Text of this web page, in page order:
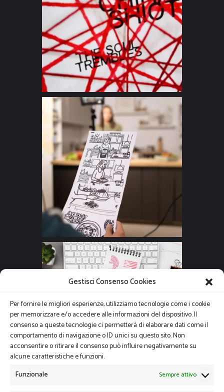
Gestisci Consenso Cookies
Per fornire le migliori esperienze, utilizziamo tecnologie come i cookie
per memorizzare e/o accedere alle informazioni del dispositivo. Il
consenso a queste tecnologie ci permetterà di elaborare dati come il
comportamento di navigazione o ID unici su questo sito. Non
acconsentire o ritirare il consenso può influire negativamente su
alcune caratteristiche e funzioni.
Funzionale
Sempre attivo